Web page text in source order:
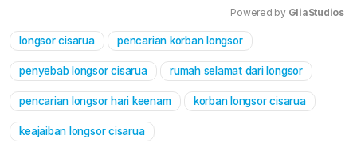
Powered by GliaStudios
longsor cisarua pencarian korban longsor
penyebab longsor cisarua rumah selamat dari longsor
pencarian longsor hari keenam korban longsor cisarua
keajaiban longsor cisarua